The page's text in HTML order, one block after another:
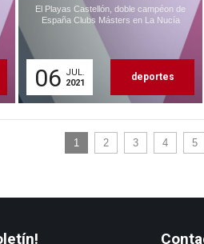
El Playas Castellón, doble campéon de
España Clubs Másters en La Nucía
06 JUL.
2021
deportes
1 2 3 4 5